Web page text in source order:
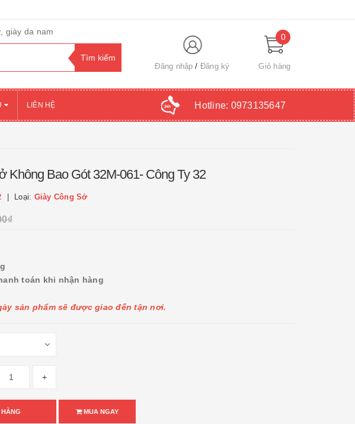
giày da nam
Đăng nhập Đăng ký
0
Giỏ hàng
LIÊN HỆ Hotline: 0973135647
Không Bao Gót 32M-061- Công Ty 32
Loại: Giày Công Sở
toán khi nhận hàng
sản phẩm sẽ được giao đến tận nơi.
+
MUA NGAY